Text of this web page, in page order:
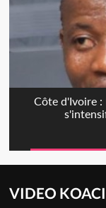
Côte d'Ivoire :
VIDEO